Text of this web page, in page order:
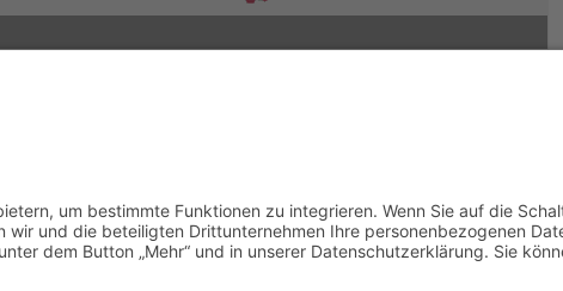
Lasertherapie
alle anzeigen >>